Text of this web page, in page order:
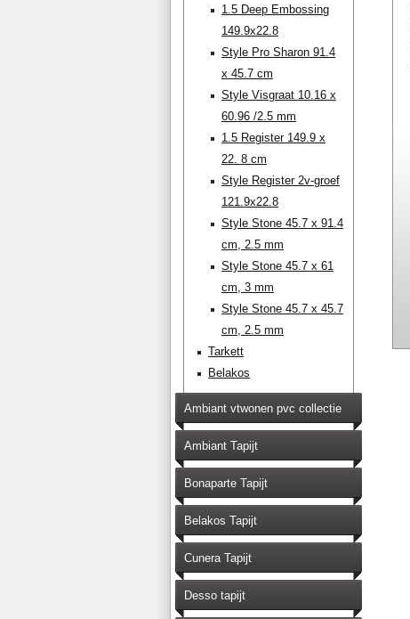
1.5 Deep Embossing
149.9x22.8
Style Pro Sharon 91.4
x 45.7 cm
Style Visgraat 10.16 x
60.96 /2.5 mm
1.5 Register 149.9 x
22. 8 cm
Style Register 2v-groef
121.9x22.8
Style Stone 45.7 x 91.4
cm, 2.5 mm
Style Stone 45.7 x 61
cm, 3 mm
Style Stone 45.7 x 45.7
cm, 2.5 mm
Tarkett
Belakos
Ambiant vtwonen pvc collectie
Ambiant Tapijt
Bonaparte Tapijt
Belakos Tapijt
Cunera Tapijt
Desso tapijt